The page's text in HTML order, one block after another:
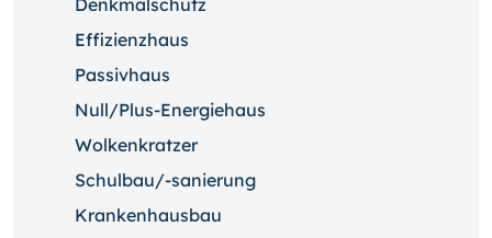
Denkmalschutz
Effizienzhaus
Passivhaus
Null/Plus-Energiehaus
Wolkenkratzer
Schulbau/-sanierung
Krankenhausbau